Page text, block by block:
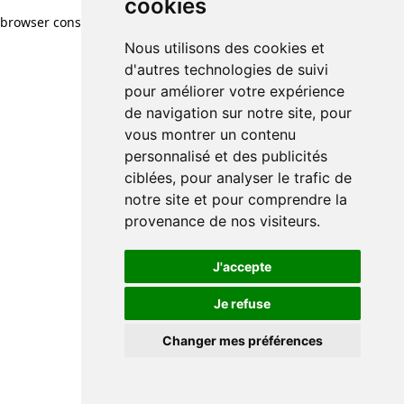
cookies
Nous utilisons des cookies et
d'autres technologies de suivi
pour améliorer votre expérience
de navigation sur notre site, pour
vous montrer un contenu
personnalisé et des publicités
ciblées, pour analyser le trafic de
notre site et pour comprendre la
provenance de nos visiteurs.
J'accepte
Je refuse
Changer mes préférences
browser console for more information)